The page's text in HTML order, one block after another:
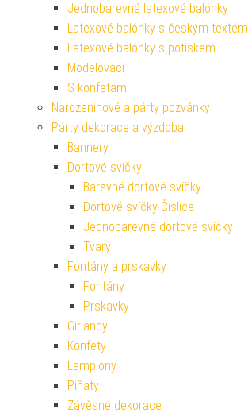
Jednobarevné latexové balónky
Latexové balónky s českým textem
Latexové balónky s potiskem
Modelovací
S konfetami
Narozeninové a párty pozvánky
Párty dekorace a výzdoba
Bannery
Dortové svíčky
Barevné dortové svíčky
Dortové svíčky Číslice
Jednobarevné dortové svíčky
Tvary
Fontány a prskavky
Fontány
Prskavky
Girlandy
Konfety
Lampiony
Piňaty
Závěsné dekorace